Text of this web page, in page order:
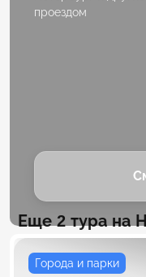
проездом
Еще 2 тура на
Города и парки